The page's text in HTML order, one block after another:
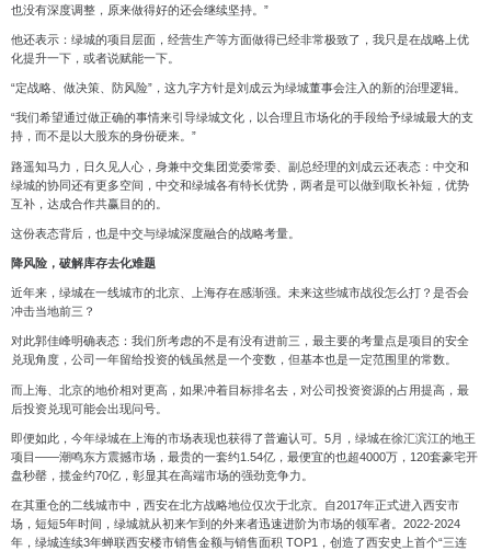
也没有深度调整，原来做得好的还会继续坚持。”
他还表示：绿城的项目层面，经营生产等方面做得已经非常极致了，我只是在战略上优
化提升一下，或者说赋能一下。
“定战略、做决策、防风险”，这九字方针是刘成云为绿城董事会注入的新的治理逻辑。
“我们希望通过做正确的事情来引导绿城文化，以合理且市场化的手段给予绿城最大的支
持，而不是以大股东的身份硬来。”
路遥知马力，日久见人心，身兼中交集团党委常委、副总经理的刘成云还表态：中交和
绿城的协同还有更多空间，中交和绿城各有特长优势， 两者是可以做到取长补短，优势
互补，达成合作共赢目的的。
这份表态背后，也是中交与绿城深度融合的战略考量。
降风险，破解库存去化难题
近年来，绿城在一线城市的北京、上海存在感渐强。未来这些城市战役怎么打？是否会
冲击当地前三？
对此郭佳峰明确表态：我们所考虑的不是有没有进前三，最主要的考量点是项目的安全
兑现角度，公司一年留给投资的钱虽然是一个变数，但基本也是一定范围里的常数。
而上海、北京的地价相对更高，如果冲着目标排名去，对公司投资资源的占用提高，最
后投资兑现可能会出现问号。
即便如此，今年绿城在上海的市场表现也获得了普遍认可。 5月，绿城在徐汇滨江的地王
项目——潮鸣东方震撼市场，最贵的一套约1.54亿，最便宜的也超4000万， 120套豪宅开
盘秒罄，揽金约70亿，彰显其在高端市场的强劲竞争力。
在其重仓的二线城市中，西安在北方战略地位仅次于北京。自2017年正式进入西安市
场，短短5年时间，绿城就从初来乍到的外来者迅速进阶为市场的领军者。 2022-2024
年，绿城连续3年蝉联西安楼市销售金额与销售面积 TOP1 ，创造了西安史上首个“三连